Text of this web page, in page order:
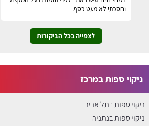
וחסכתי לא מעט כסף.
לצפייה בכל הביקורות
ניקוי ספות במרכז
ניקוי ספות בתל אביב
​ניקוי ספות בנתניה